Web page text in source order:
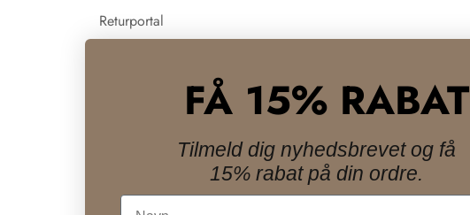
Returportal
Influencer samarbejdeFÅ 15% RABAT
Tilmeld dig nyhedsbrevet og få
15% rabat på din ordre.
Navn